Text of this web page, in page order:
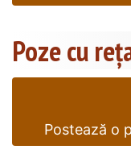
Poze cu
Postează o